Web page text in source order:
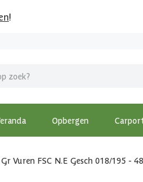
!
Opbergen
Gr Vuren FSC N.E Gesch 018/195 -